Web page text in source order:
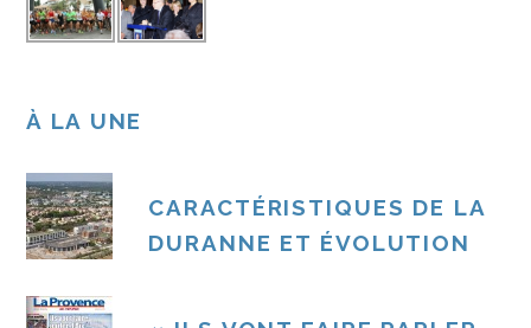
À LA UNE
CARACTÉRISTIQUES DE LA
DURANNE ET ÉVOLUTION